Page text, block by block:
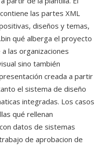
las partes XML
diseños y temas,
qué alberga el proyecto
las organizaciones
sino también
creada a partir
el sistema de diseño
integradas. Los casos
qué rellenan
datos de sistemas
de aprobacion de